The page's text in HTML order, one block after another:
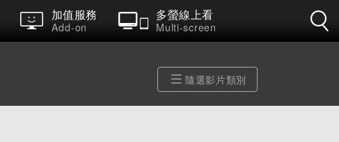
加值服務
Add-on
多螢線上看
Multi-screen
隨選影片類別